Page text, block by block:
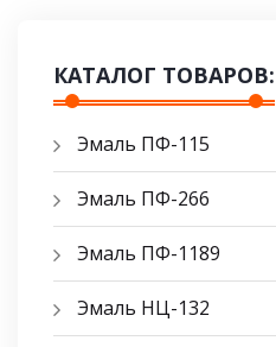
КАТАЛОГ ТОВАРОВ:
Эмаль ПФ-115
Эмаль ПФ-266
Эмаль ПФ-1189
Эмаль НЦ-132